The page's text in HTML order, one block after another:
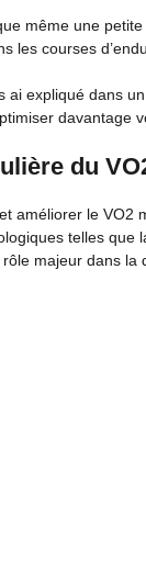
même une
les courses
ai expliqué dans
davantage
du
améliorer le
telles que
majeur dans la